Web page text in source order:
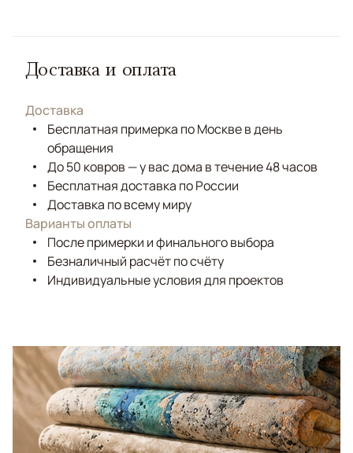
Доставка и оплата
Доставка
Бесплатная примерка по Москве в день
обращения
До 50 ковров — у вас дома в течение 48 часов
Бесплатная доставка по России
Доставка по всему миру
Варианты оплаты
После примерки и финального выбора
Безналичный расчёт по счёту
Индивидуальные условия для проектов